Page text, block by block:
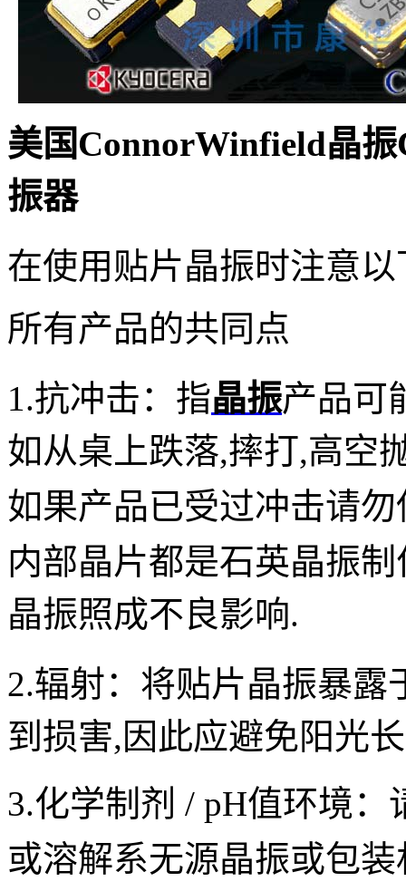
美国ConnorWinfield晶振
振器
在使用 贴片晶振时注意
所有产品的共同点
1.抗冲击： 指晶振产品可
如从桌上跌落,摔打,高空
如果产品已受过冲击请
内部晶片都是石英晶振制
晶振照成不良影响.
2.辐射： 将贴片晶振暴露
到损害,因此应避免阳光
3.化学制剂 / pH值环境：
或溶解系无源晶振或包